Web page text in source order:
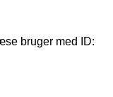
bruger med ID: